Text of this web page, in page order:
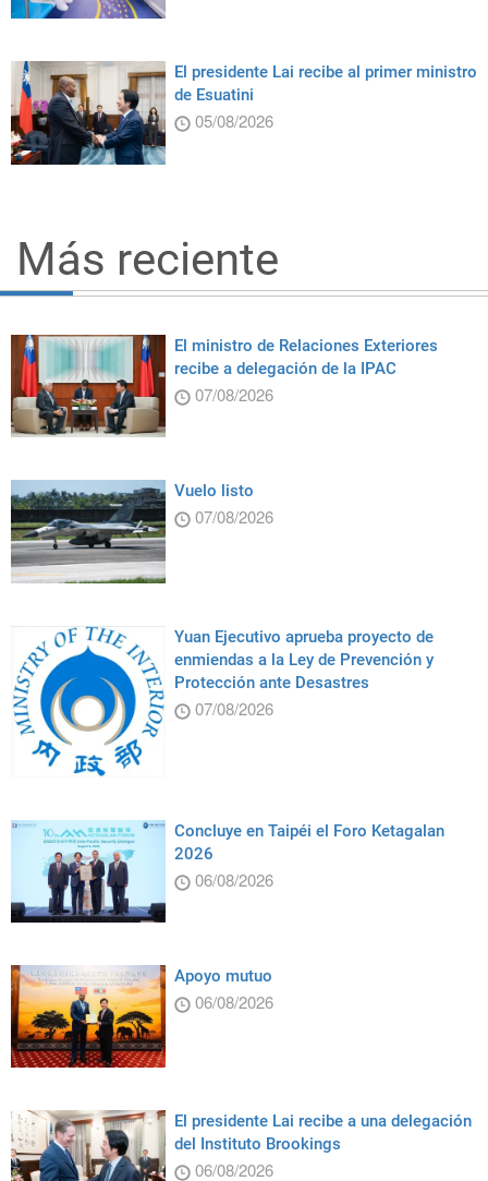
El presidente Lai recibe al primer ministro
de Esuatini
05/08/2026
Más reciente
El ministro de Relaciones Exteriores
recibe a delegación de la IPAC
07/08/2026
Vuelo listo
07/08/2026
Yuan Ejecutivo aprueba proyecto de
enmiendas a la Ley de Prevención y
Protección ante Desastres
07/08/2026
Concluye en Taipéi el Foro Ketagalan
2026
06/08/2026
Apoyo mutuo
06/08/2026
El presidente Lai recibe a una delegación
del Instituto Brookings
06/08/2026